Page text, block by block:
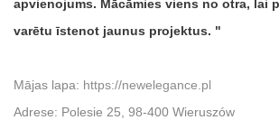
apvienojums. Mācāmies viens no otra, lai
varētu īstenot jaunus projektus.
Mājas lapa: https://newelegance.pl
Adrese: Polesie 25, 98-400 Wieruszów